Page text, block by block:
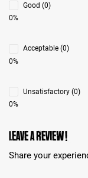
Good (0)
0%
Acceptable (0)
0%
Unsatisfactory (0)
0%
Leave a review!
Share your